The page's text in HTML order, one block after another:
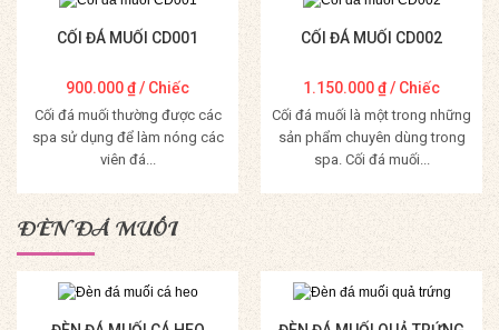
CỐI ĐÁ MUỐI CD001
900.000₫/ Chiếc
Cối đá muối thường được các
spa sử dụng để làm nóng các
viên đá...
Mua Hàng
CỐI ĐÁ MUỐI CD002
1.150.000₫/ Chiếc
Cối đá muối là một trong những
sản phẩm chuyên dùng trong
spa. Cối đá muối...
Mua Hàng
ĐÈN ĐÁ MUỐI